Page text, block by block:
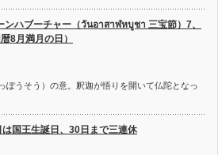
ンハブーチャー（วันอาสาฬหบูชา 三宝節）7、
8月満月の日）
うそう）の意。釈迦が悟りを開いて仏陀となっ
国王生誕日、30日まで三連休